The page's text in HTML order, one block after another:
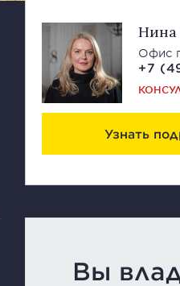
Нина
Офис
+7
Узнать
Вы